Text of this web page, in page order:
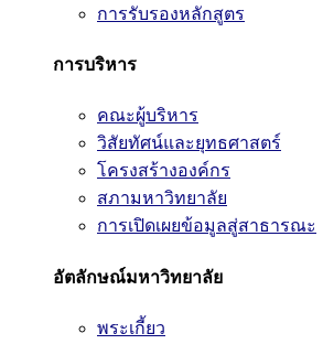
การรับรองหลักสูตร
การบริหาร
คณะผู้บริหาร
วิสัยทัศน์และยุทธศาสตร์
โครงสร้างองค์กร
สภามหาวิทยาลัย
การเปิดเผยข้อมูลสู่สาธารณะ
อัตลักษณ์มหาวิทยาลัย
พระเกี้ยว